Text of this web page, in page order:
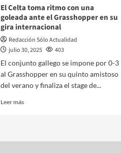
El Celta toma ritmo con una
goleada ante el Grasshopper en su
gira internacional
Redacción Sólo Actualidad
julio 30, 2025
403
El conjunto gallego se impone por 0-3
al Grasshopper en su quinto amistoso
del verano y finaliza el stage de...
Leer más